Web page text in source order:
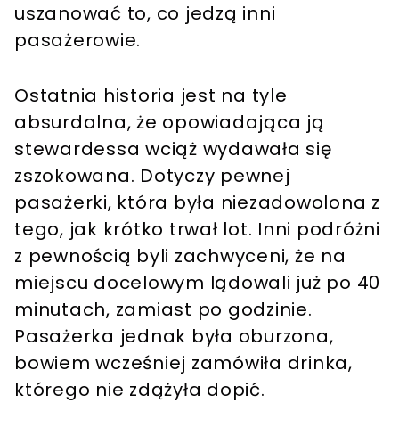
uszanować to, co jedzą inni
pasażerowie.
Ostatnia historia jest na tyle
absurdalna, że opowiadająca ją
stewardessa wciąż wydawała się
zszokowana. Dotyczy pewnej
pasażerki, która była niezadowolona z
tego, jak krótko trwał lot. Inni podróżni
z pewnością byli zachwyceni, że na
miejscu docelowym lądowali już po 40
minutach, zamiast po godzinie.
Pasażerka jednak była oburzona,
bowiem wcześniej zamówiła drinka,
którego nie zdążyła dopić.